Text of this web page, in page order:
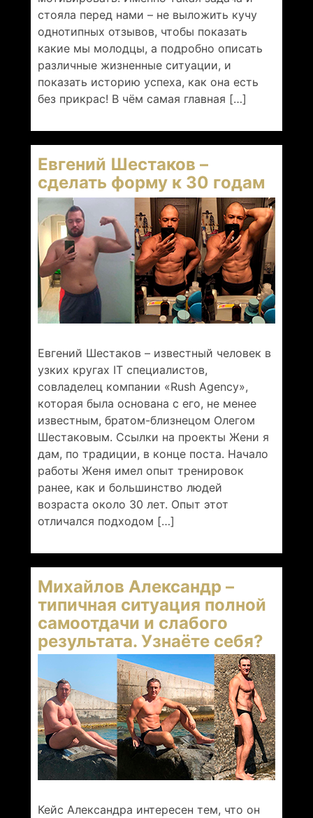
стояла перед нами – не выложить кучу
однотипных отзывов, чтобы показать
какие мы молодцы, а подробно описать
различные жизненные ситуации, и
показать историю успеха, как она есть
без прикрас! В чём самая главная […]
Евгений Шестаков –
сделать форму к 30 годам
Евгений Шестаков – известный человек в
узких кругах IT специалистов,
совладелец компании «Rush Agency»,
которая была основана с его, не менее
известным, братом-близнецом Олегом
Шестаковым. Ссылки на проекты Жени я
дам, по традиции, в конце поста. Начало
работы Женя имел опыт тренировок
ранее, как и большинство людей
возраста около 30 лет. Опыт этот
отличался подходом […]
Михайлов Александр –
типичная ситуация полной
самоотдачи и слабого
результата. Узнаёте себя?
Кейс Александра интересен тем, что он